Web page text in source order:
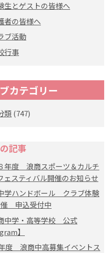
生とゲストの皆様へ
者の皆様へ
ブ活動
行事
カテゴリー
類 (747)
記事
年度 浪商スポーツ＆カルチ
ェスティバル開催のお知らせ
学ハンドボール クラブ体験
申込受付中
商中学・高等学校 公式
】
度 浪商中高募集イベントス